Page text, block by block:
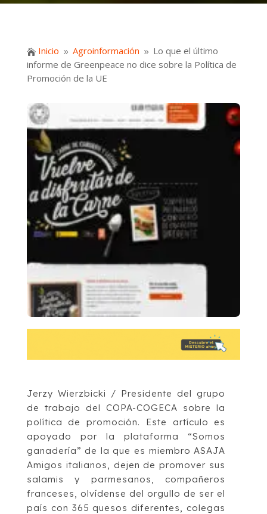
 Inicio 9 Agroinformación 9 Lo que el último
informe de Greenpeace no dice sobre la Política de
Promoción de la UE
Jerzy Wierzbicki / Presidente del grupo
de trabajo del COPA-COGECA sobre la
política de promoción. Este artículo es
apoyado por la plataforma “Somos
ganadería” de la que es miembro ASAJA
Amigos italianos, dejen de promover sus
salamis y parmesanos, compañeros
franceses, olvídense del orgullo de ser el
país con 365 quesos diferentes, colegas